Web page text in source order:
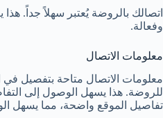
اتصالك بالروضة يُعتبر سهلاً جداً.
وفعالة.
معلومات الاتصال
معلومات الاتصال متاحة بتفصيل في
للروضة. هذا يسهل الوصول إلى
تفاصيل الموقع واضحة، مما يسهل